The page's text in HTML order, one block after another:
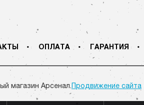
ОПЛАТА ГАРАНТИЯ
Продвижение сайта
магазин Арсенал.